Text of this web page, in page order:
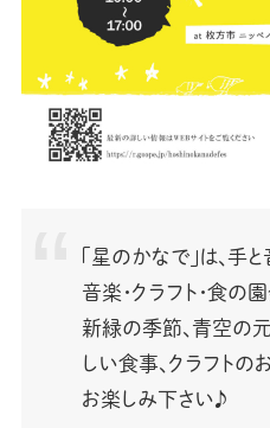
「星のかなで」は、手
音楽・クラフト・食の
新緑の季節、青空の
しい食事、クラフト
お楽しみ下さい♪